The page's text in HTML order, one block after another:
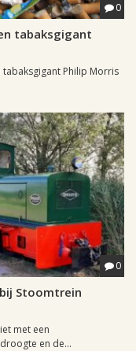
0
tabaksgigant
Philip Morris
0
Stoomtrein
met een
en de...